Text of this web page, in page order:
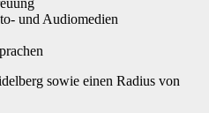
und Audiomedien
sowie einen Radius von